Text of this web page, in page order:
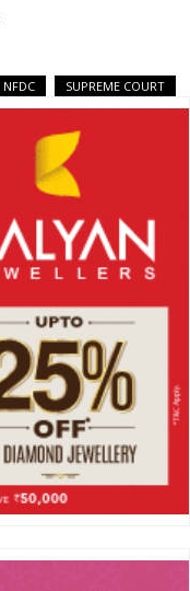
NFDC SUPREME COURT